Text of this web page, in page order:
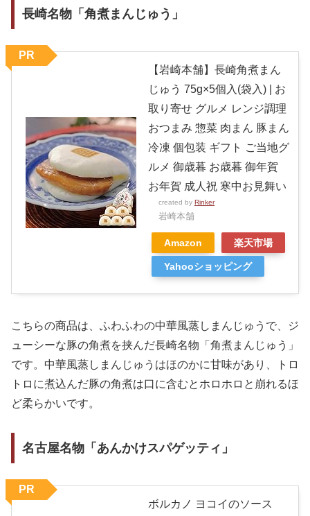
長崎名物「角煮まんじゅう」
【岩崎本舗】長崎角煮まん
じゅう 75g×5個入(袋入) | お
取り寄せ グルメ レンジ調理
おつまみ 惣菜 肉まん 豚まん
冷凍 個包装 ギフト ご当地グ
ルメ 御歳暮 お歳暮 御年賀
お年賀 成人祝 寒中お見舞い
created by Rinker
岩崎本舗
Amazon 楽天市場
Yahooショッピング
PR
こちらの商品は、ふわふわの中華風蒸しまんじゅうで、ジ
ューシーな豚の角煮を挟んだ長崎名物「角煮まんじゅう」
です。中華風蒸しまんじゅうはほのかに甘味があり、トロ
トロに煮込んだ豚の角煮は口に含むとホロホロと崩れるほ
ど柔らかいです。
名古屋名物「あんかけスパゲッティ」
ボルカノ ヨコイのソース
PR